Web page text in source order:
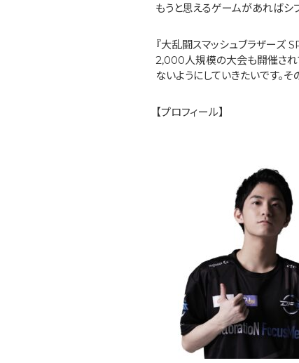
もうと思えるゲームがあればシ
『大乱闘スマッシュブラザーズ
2,000人規模の大会も開催され
ないようにしていきたいです。
【プロフィール】